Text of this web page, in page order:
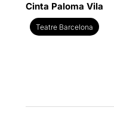
Cinta Paloma Vila
Teatre Barcelona